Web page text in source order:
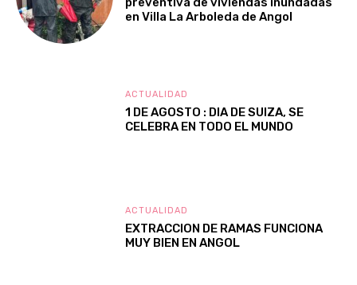
en Villa La Arboleda de Angol
ACTUALIDAD
1 DE AGOSTO : DIA DE SUIZA, SE
CELEBRA EN TODO EL MUNDO
ACTUALIDAD
EXTRACCION DE RAMAS FUNCIONA
MUY BIEN EN ANGOL